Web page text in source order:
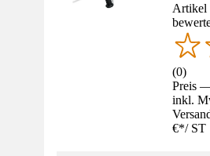
Artikel
(0)
Preis
inkl.
€*/ ST